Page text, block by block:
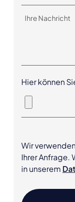
Hier können
Wir
Ihrer Anfrage.
in unserem